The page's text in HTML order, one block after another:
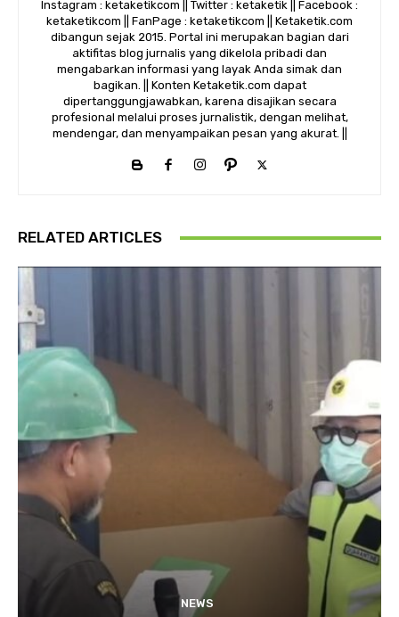
Instagram : ketaketikcom || Twitter : ketaketik || Facebook :
ketaketikcom || FanPage : ketaketikcom || Ketaketik.com
dibangun sejak 2015. Portal ini merupakan bagian dari
aktifitas blog jurnalis yang dikelola pribadi dan
mengabarkan informasi yang layak Anda simak dan
bagikan. || Konten Ketaketik.com dapat
dipertanggungjawabkan, karena disajikan secara
profesional melalui proses jurnalistik, dengan melihat,
mendengar, dan menyampaikan pesan yang akurat. ||
RELATED ARTICLES
NEWS